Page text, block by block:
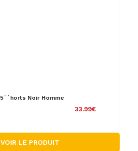
Noir Homme
33.99€
VOIR LE PRODUIT